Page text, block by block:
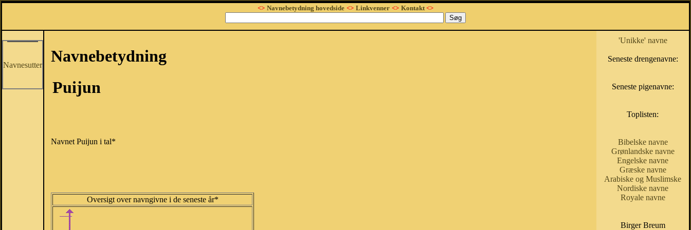
<> Navnebetydning hovedside <> Linkvenner <> Kontakt<>
Navnesutter
Navnebetydning
Puijun
Navnet Puijun i tal*
Oversigt over navngivne i de seneste år*
'Unikke' navne
Seneste drengenavne:
Seneste pigenavne:
Toplisten:
Bibelske navne
Grønlandske navne
Engelske navne
Græske navne
Arabiske og Muslimske
Nordiske navne
Royale navne
Birger Breum